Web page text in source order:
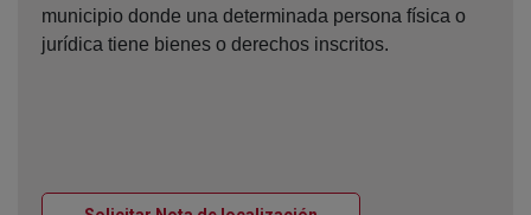
municipio donde una determinada persona física o
jurídica tiene bienes o derechos inscritos.